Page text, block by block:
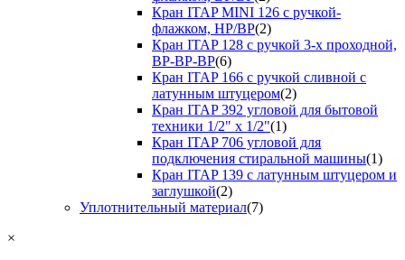
Кран ITAP MINI 126 с ручкой-
флажком, НР/ВР(2)
Кран ITAP 128 с ручкой 3-х проходной,
ВР-ВР-ВР(6)
Кран ITAP 166 с ручкой сливной с
латунным штуцером(2)
Кран ITAP 392 угловой для бытовой
техники 1/2" х 1/2"(1)
Кран ITAP 706 угловой для
подключения стиральной машины(1)
Кран ITAP 139 с латунным штуцером и
заглушкой(2)
Уплотнительный материал(7)
×